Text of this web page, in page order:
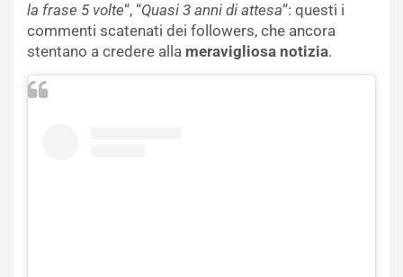
la frase 5 volte“, “Quasi 3 anni di attesa“: questi i
commenti scatenati dei followers, che ancora
stentano a credere alla meravigliosa notizia.